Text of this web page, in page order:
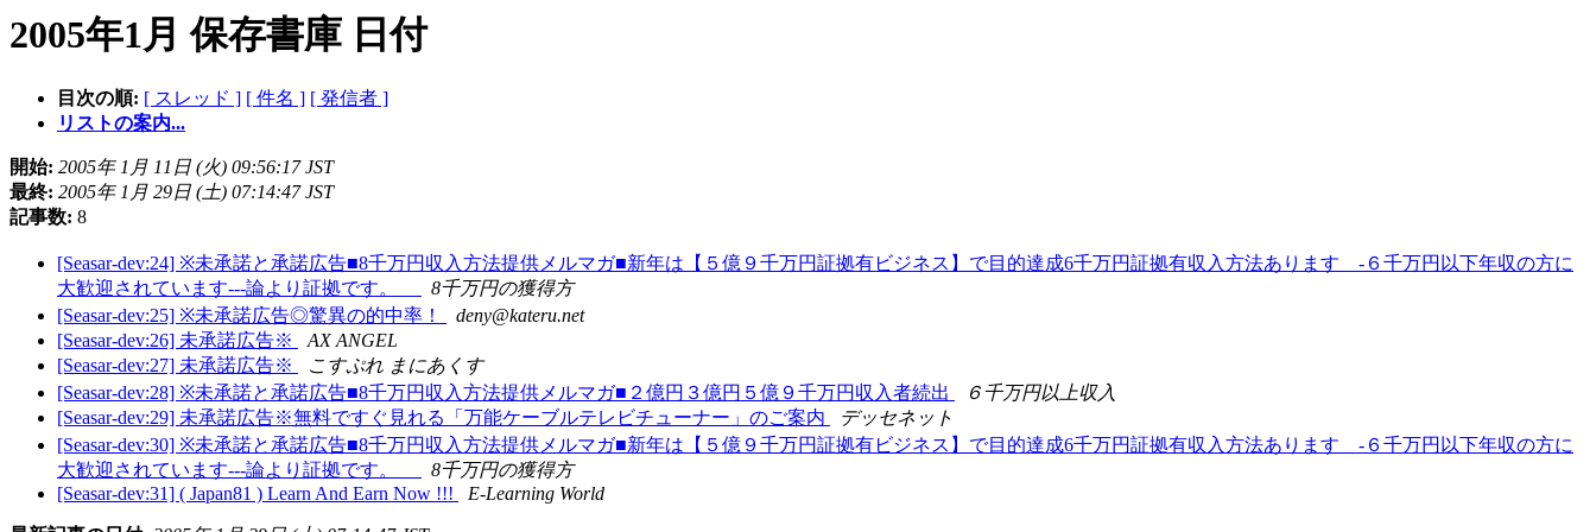
2005年1月 保存書庫 日付
目次の順: [ スレッド ] [ 件名 ] [ 発信者 ]
リストの案内...
開始: 2005年 1月 11日 (火) 09:56:17 JST
最終: 2005年 1月 29日 (土) 07:14:47 JST
記事数: 8
[Seasar-dev:24] ※未承諾と承諾広告■8千万円収入方法提供メルマガ■新年は【５億９千万円証拠有ビジネス】で目的達成6千万円証拠有収入方法あります -６千万円以下年収の方に
大歓迎されています---論より証拠です。
8千万円の獲得方
[Seasar-dev:25] ※未承諾広告◎驚異の的中率！
deny@kateru.net
[Seasar-dev:26] 未承諾広告※
AX ANGEL
[Seasar-dev:27] 未承諾広告※
こすぷれ まにあくす
[Seasar-dev:28] ※未承諾と承諾広告■8千万円収入方法提供メルマガ■２億円３億円５億９千万円収入者続出
６千万円以上収入
[Seasar-dev:29] 未承諾広告※無料ですぐ見れる「万能ケーブルテレビチューナー」のご案内
デッセネット
[Seasar-dev:30] ※未承諾と承諾広告■8千万円収入方法提供メルマガ■新年は【５億９千万円証拠有ビジネス】で目的達成6千万円証拠有収入方法あります -６千万円以下年収の方に
大歓迎されています---論より証拠です。
8千万円の獲得方
[Seasar-dev:31] ( Japan81 ) Learn And Earn Now !!!
E-Learning World